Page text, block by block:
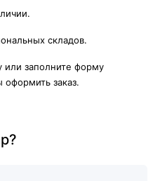
складов.
или заполните форму
оформить заказ.